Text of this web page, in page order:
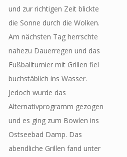
und zur richtigen Zeit blickte
die Sonne durch die Wolken.
Am nächsten Tag herrschte
nahezu Dauerregen und das
Fußballturnier mit Grillen fiel
buchstäblich ins Wasser.
Jedoch wurde das
Alternativprogramm gezogen
und es ging zum Bowlen ins
Ostseebad Damp. Das
abendliche Grillen fand unter